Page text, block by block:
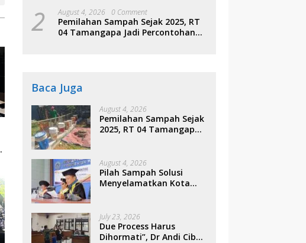
2 August 4, 2026 0 Comment
Pemilahan Sampah Sejak 2025, RT
04 Tamangapa Jadi Percontohan
Baca Juga
August 4, 2026
Pemilahan Sampah Sejak
2025, RT 04 Tamangapa
Warga
August 4, 2026
Pilah Sampah Solusi
Menyelamatkan Kota
July 23, 2026
Due Process Harus
Dihormati”, Dr Andi Cibu